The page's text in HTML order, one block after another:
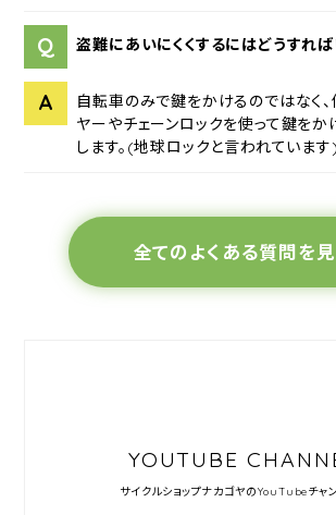
Q 盗難にあいにくくするにはどうすれ
A
自転車のみで鍵をかけるのではなく
ヤーやチェーンロックを使って鍵をか
します。(地球ロックと言われています)
全てのよくある質問を
YOUTUBE
サイクルショップナカゴヤのYouTubeチャン